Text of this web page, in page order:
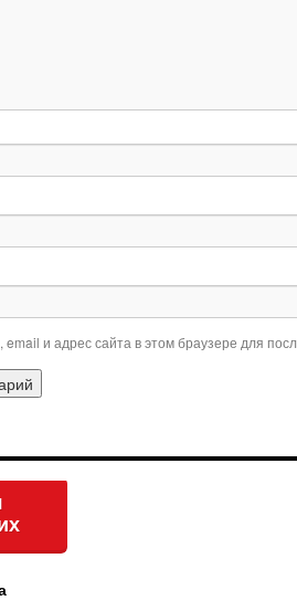
и адрес сайта в этом браузере для